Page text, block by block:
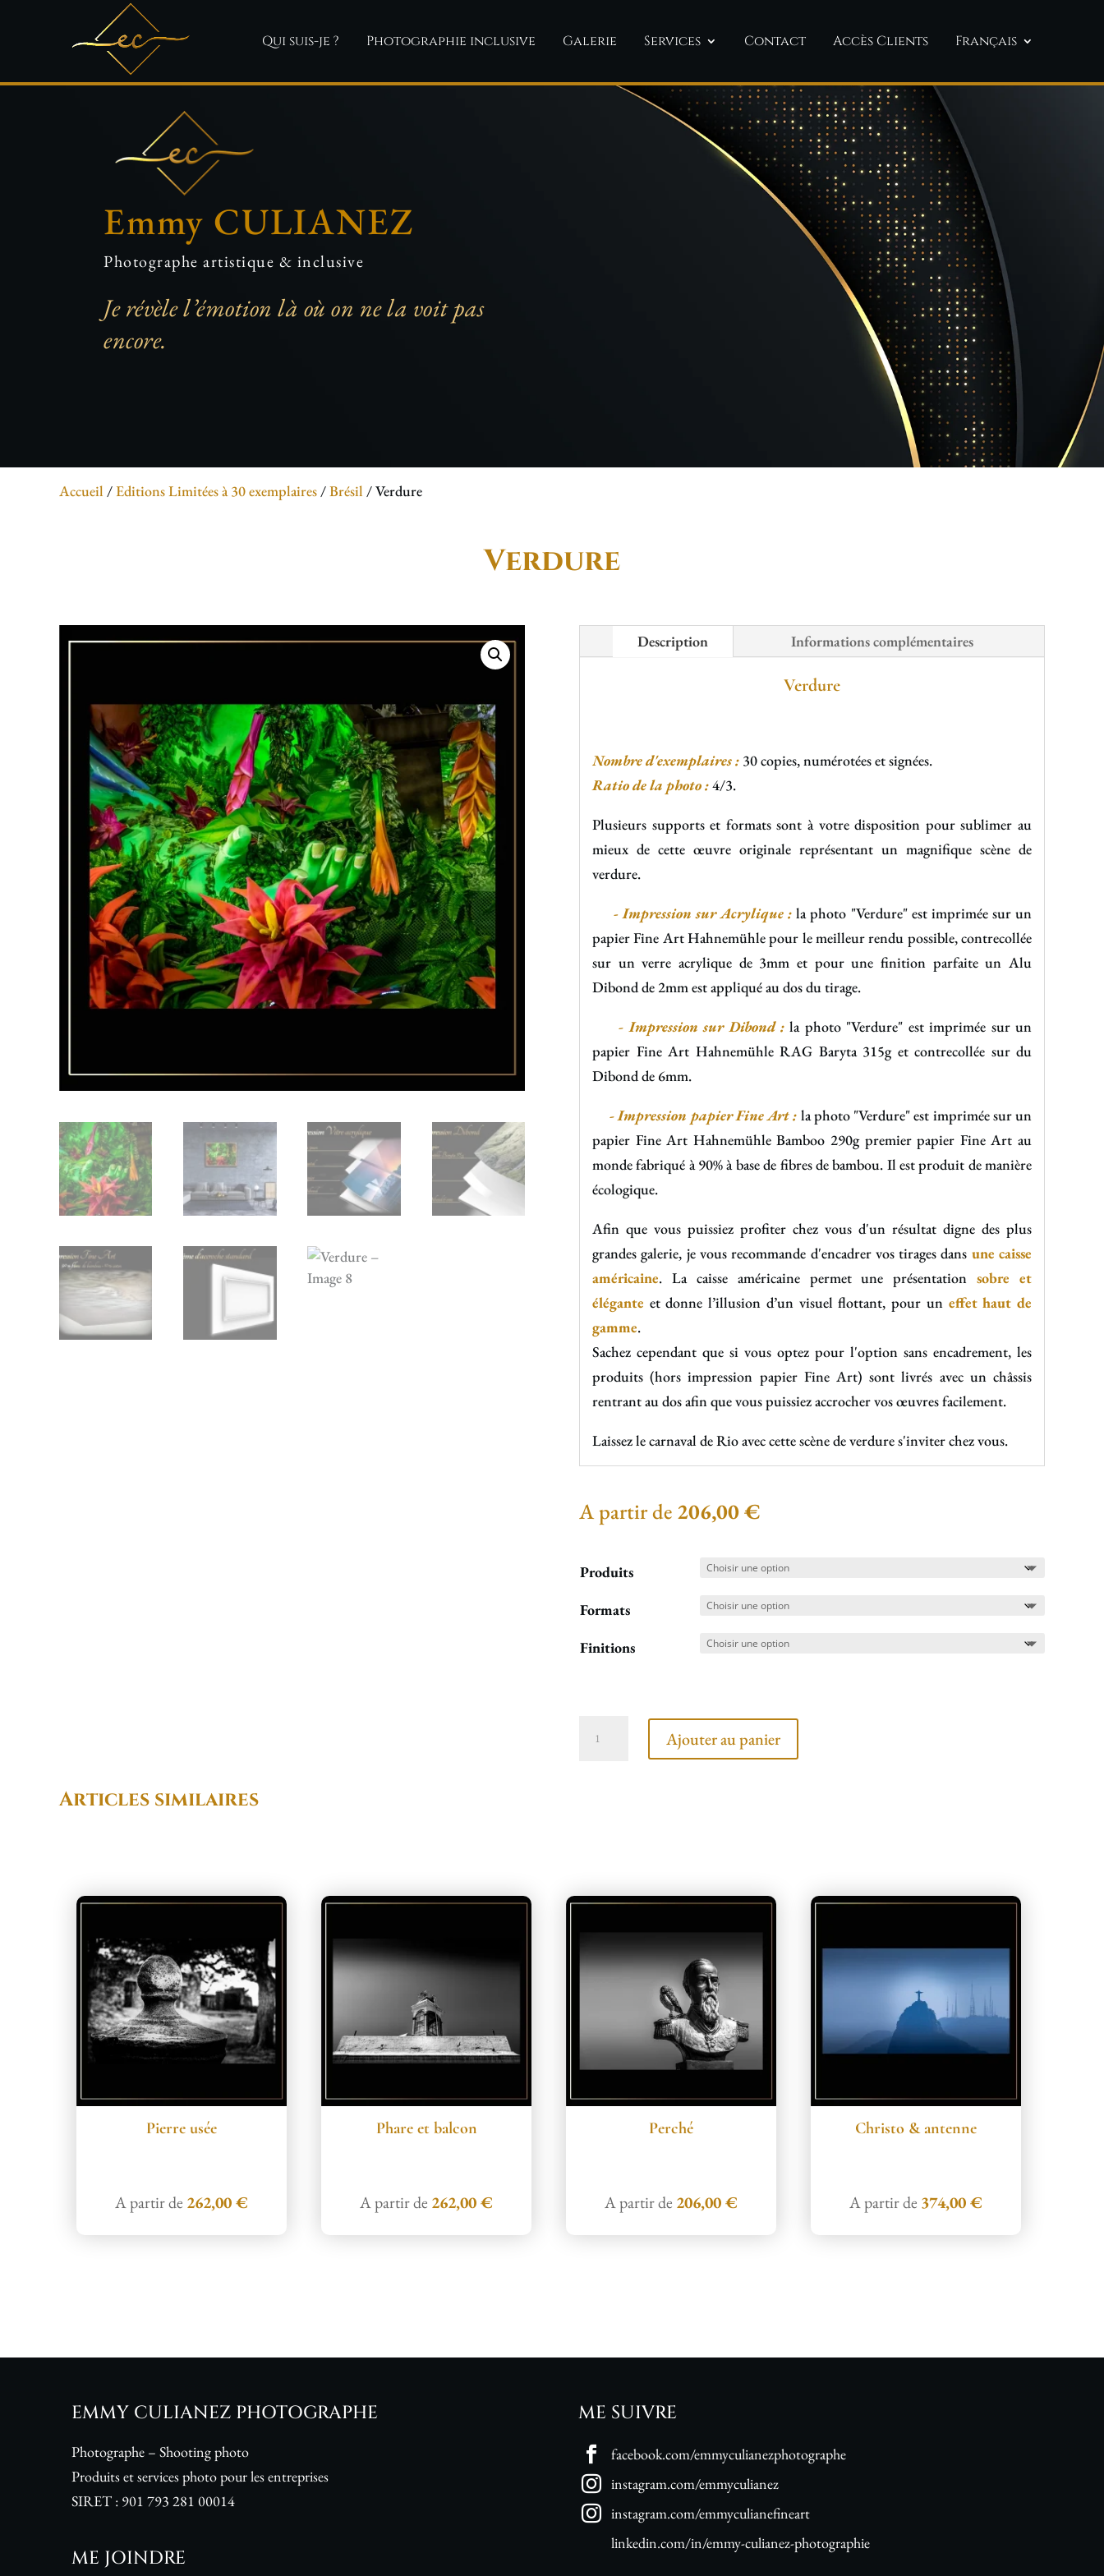
Qui suis-je ? Photographie inclusive Galerie Services Contact Accès Clients Français
Emmy CULIANEZ
Photographe artistique & inclusive
Je révèle l’émotion là où on ne la voit pas
encore.
Accueil /Editions Limitées à 30 exemplaires/Brésil / Verdure
Verdure
Description Informations complémentaires
Verdure
Nombre d'exemplaires : 30 copies, numérotées et signées.
Ratio de la photo :4/3.
Plusieurs supports et formats sont à votre disposition pour sublimer au
mieux de cette œuvre originale représentant un magnifique scène de
verdure.
-Impression sur Acrylique : la photo "Verdure" est imprimée sur un
papier Fine Art Hahnemühle pour le meilleur rendu possible, contrecollée
sur un verre acrylique de 3mm et pour une finition parfaite un Alu
Dibond de 2mm est appliqué au dos du tirage.
- Impression sur Dibond :la photo "Verdure" est imprimée sur un
papier Fine Art Hahnemühle RAG Baryta 315g et contrecollée sur du
Dibond de 6mm.
- Impression papier Fine Art : la photo "Verdure" est imprimée sur un
papier Fine Art Hahnemühle Bamboo 290g premier papier Fine Art au
monde fabriqué à 90% à base de fibres de bambou. Il est produit de manière
écologique.
Afin que vous puissiez profiter chez vous d'un résultat digne des plus
grandes galerie, je vous recommande d'encadrer vos tirages dans une caisse
américaine. La caisse américaine permet une présentationsobre et
élégante et donne l’illusion d’un visuel flottant, pour un effet haut de
gamme.
Sachez cependant que si vous optez pour l'option sans encadrement, les
produits (hors impression papier Fine Art) sont livrés avec un châssis
rentrant au dos afin que vous puissiez accrocher vos œuvres facilement.
Laissez le carnaval de Rio avec cette scène de verdure s'inviter chez vous.
A partir de 206,00€
Produits
Formats
Finitions
Ajouter au panier
Articles similaires
Pierre usée
A partir de 262,00€
Phare et balcon
A partir de 262,00€
Perché
A partir de 206,00€
Christo & antenne
A partir de 374,00€
EMMY CULIANEZ PHOTOGRAPHE
Photographe – Shooting photo
Produits et services photo pour les entreprises
SIRET : 901 793 281 00014
ME JOINDRE
ME SUIVRE
facebook.com/emmyculianezphotographe
instagram.com/emmyculianez
instagram.com/emmyculianefineart
linkedin.com/in/emmy-culianez-photographie